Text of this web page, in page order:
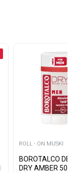
ROLL - ON MUSKI
BOROTALCO
DRY AMBER